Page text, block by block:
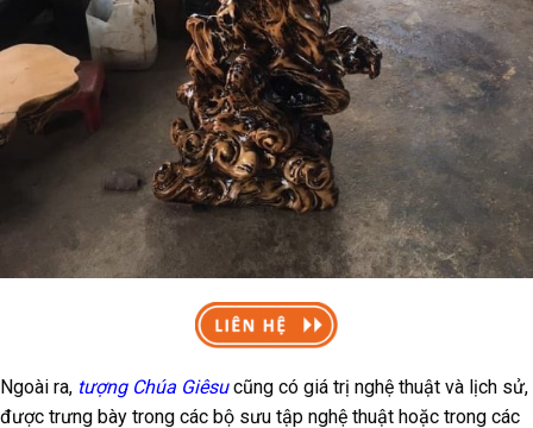
Ngoài ra, tượng Chúa Giêsucũng có giá trị nghệ thuật và lịch sử,
được trưng bày trong các bộ sưu tập nghệ thuật hoặc trong các